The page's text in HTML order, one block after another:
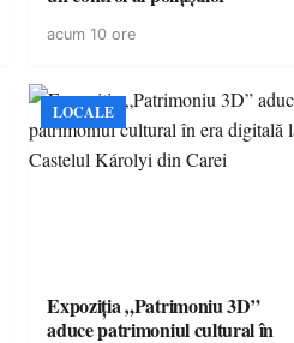
acum 10 ore
LOCALE
Expoziția „Patrimoniu 3D”
aduce patrimoniul cultural în